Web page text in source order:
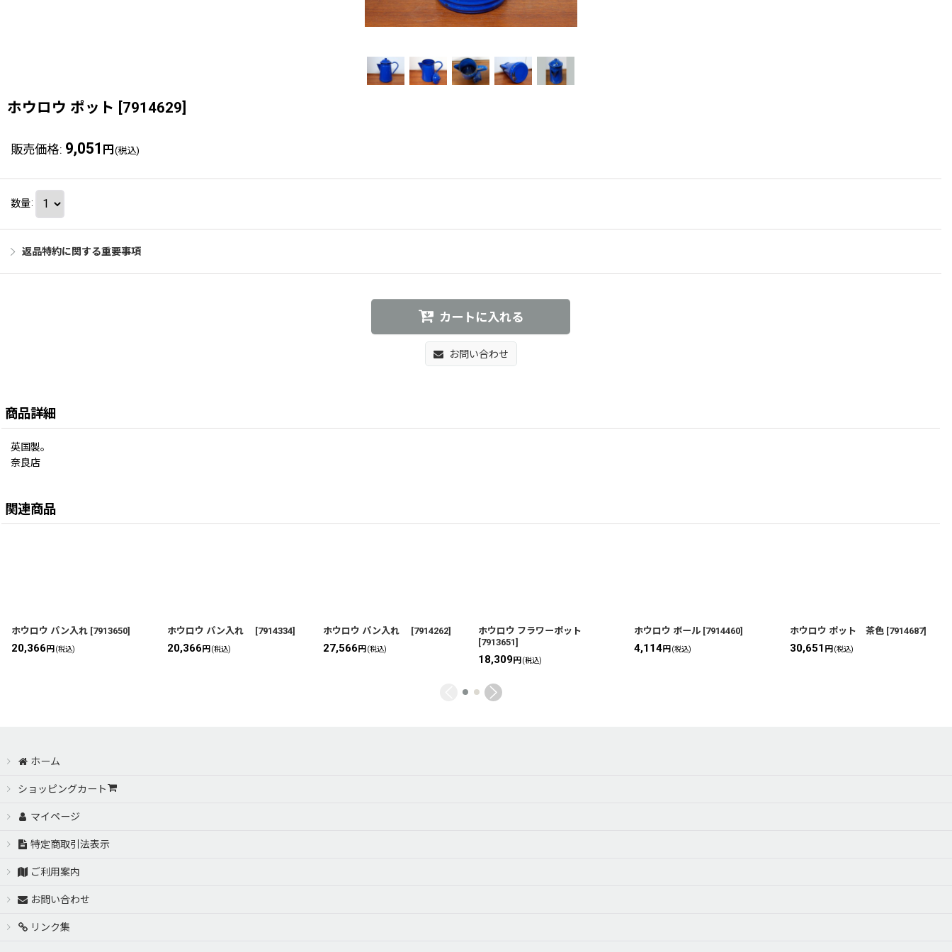
ホウロウ ポット [7914629]
販売価格: 9,051 円 (税込)
数量:
返品特約に関する重要事項
カートに入れる
お問い合わせ
商品詳細
英国製。
奈良店
関連商品
ホウロウ パン入れ [7913650]
20,366円(税込)
ホウロウ パン入れ [7914334]
20,366円(税込)
ホウロウ パン入れ [7914262]
27,566円 (税込)
ホウロウ フラワーポット
[7913651]
18,309円(税込)
ホウロウ ボール [7914460]
4,114円(税込)
ホウロウ ポット 茶色 [7914687]
30,651 円(税込)
ホーム
ショッピングカート
マイページ
特定商取引法表示
ご利用案内
お問い合わせ
リンク集